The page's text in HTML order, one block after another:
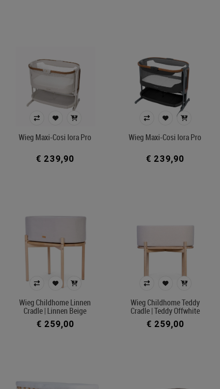
Wieg Maxi-Cosi Iora Pro
€ 239,90
Wieg Maxi-Cosi Iora Pro
€ 239,90
Wieg Childhome Linnen
Cradle | Linnen Beige
€ 259,00
Wieg Childhome Teddy
Cradle | Teddy Offwhite
€ 259,00